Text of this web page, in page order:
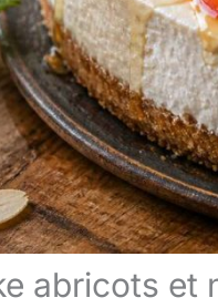
abricots et